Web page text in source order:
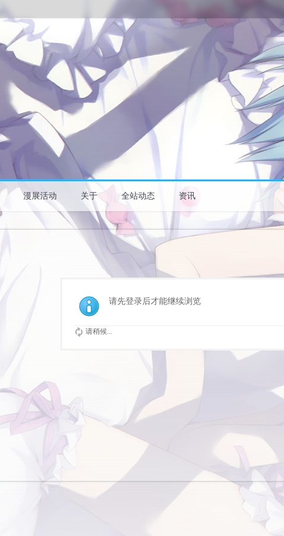
漫展活动 关于 全站动态 资讯
请先登录后才能继续浏览
请稍候...